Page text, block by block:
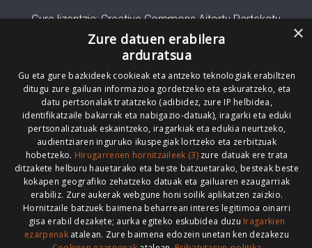
Gure lizentzia: Creative Commons Aitortu Partekatu
Codesyntaxek garatua
HONI BURUZ LEGE OHARRA PUBLIZITATEA
ARAUAK HARREMANETARAKO RSS
>
×
Zure datuen erabilera
arduratsua
Gu eta gure bazkideek cookieak eta antzeko teknologiak erabiltzen
ditugu zure gailuan informazioa gordetzeko eta eskuratzeko, eta
datu pertsonalak tratatzeko (adibidez, zure IP helbidea,
identifikatzaile bakarrak eta nabigazio-datuak), iragarki eta eduki
pertsonalizatuak eskaintzeko, iragarkiak eta edukia neurtzeko,
audientziaren inguruko ikuspegiak lortzeko eta zerbitzuak
hobetzeko. Hirugarrenen hornitzaileek (3)zure datuak ere trata
ditzakete helburu hauetarako eta beste batzuetarako, besteak beste
kokapen geografiko zehatzeko datuak eta gailuaren ezaugarriak
erabiliz. Zure aukerak webgune honi soilik aplikatzen zaizkio.
Hornitzaile batzuek baimena beharrean interes legitimoa oinarri
gisa erabil dezakete; aurka egiteko eskubidea duzu Iragarkien
ezarpenakatalean. Zure baimena edozein unetan ken dezakezu